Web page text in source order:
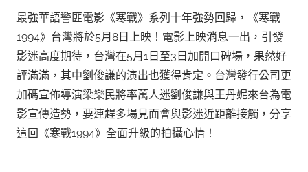
最強華語警匪電影《寒戰》系列十年強勢回歸，《寒戰
1994》台灣將於5月8日上映！電影上映消息一出，引發
影迷高度期待，台灣在5月1日至3日加開口碑場，果然好
評滿滿，其中劉俊謙的演出也獲得肯定。台灣發行公司更
加碼宣佈導演梁樂民將率萬人迷劉俊謙與王丹妮來台為電
影宣傳造勢，要連趕多場見面會與影迷近距離接觸，分享
這回《寒戰1994》全面升級的拍攝心情！